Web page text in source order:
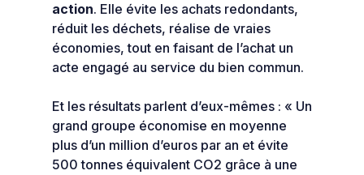
action. Elle évite les achats redondants,
réduit les déchets, réalise de vraies
économies, tout en faisant de l’achat un
acte engagé au service du bien commun.
Et les résultats parlent d’eux-mêmes : « Un
grand groupe économise en moyenne
plus d’un million d’euros par an et évite
500 tonnes équivalent CO2 grâce à une